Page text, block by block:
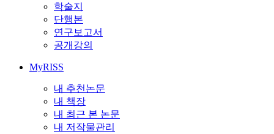
학술지
단행본
연구보고서
공개강의
MyRISS
내 추천논문
내 책장
내 최근 본 논문
내 저작물관리